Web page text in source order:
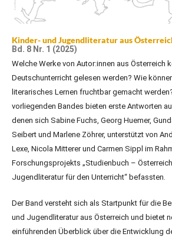
Kinder- und Jugendliteratur aus
Bd. 8 Nr. 1 (2025)
Welche Werke von Autor:innen aus Österreich
Deutschunterricht gelesen werden? Wie
literarisches Lernen fruchtbar gemacht
vorliegenden Bandes bieten erste Antworten
denen sich Sabine Fuchs, Georg Huemer,
Seibert und Marlene Zöhrer, unterstützt von
Lexe, Nicola Mitterer und Carmen Sippl im
Forschungsprojekts „Studienbuch –
Jugendliteratur für den Unterricht“ befassten.
Der Band versteht sich als Startpunkt für die
und Jugendliteratur aus Österreich und bietet
einführenden Überblick über die Entwicklung